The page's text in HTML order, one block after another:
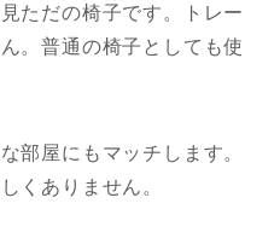
ただの椅子です。トレー
。普通の椅子としても使
部屋にもマッチします。
くありません。